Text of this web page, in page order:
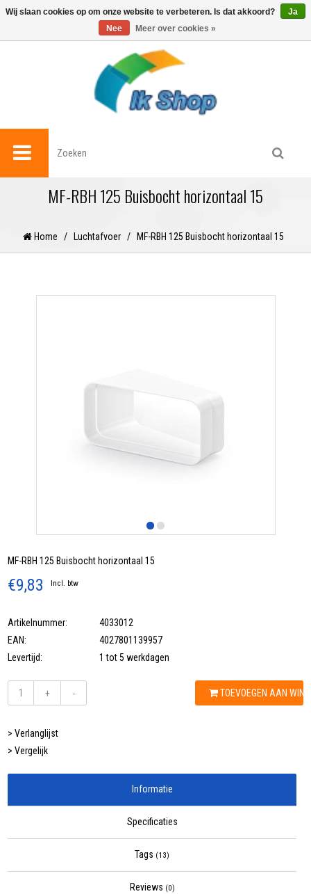
0
MF-RBH 125 Buisbocht horizontaal 15
Home / Luchtafvoer / MF-RBH 125 Buisbocht horizontaal 15
MF-RBH 125 Buisbocht horizontaal 15
€9,83 Incl. btw
Artikelnummer:
4033012
EAN:
4027801139957
Levertijd:
1 tot 5 werkdagen
+ - TOEVOEGEN AAN
> Verlanglijst
> Vergelijk
Informatie
Specificaties
Tags (13)
Reviews (0)
Wij slaan cookies op om onze website te verbeteren. Is dat akkoord?
Ja
Nee
Meer over cookies »